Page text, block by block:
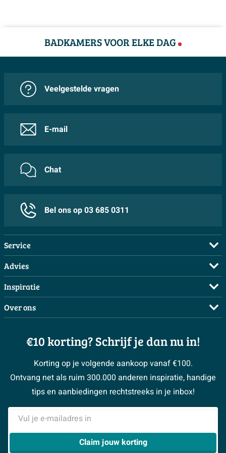
Chromen badvuller inbegrepen
BADKAMERS VOOR ELKE DAG
Veelgestelde vragen
E-mail
Chat
Bel ons op 03 685 0311
Service
Veelgestelde vragen
Bestellen
Betalen
Bezorgen / afhalen
Garantie / klachten
Reviewbeleid
> Naar de klantenservice
Advies
Maak een afspraak
Doe de offerte check
3D tekening maken
Klustips
Klusadvies
> Alle adviesmogelijkheden
Inspiratie
Complete badkamers
Complete toiletruimtes
Moodboards
Magazine
#MySawiday
> Naar inspiratie
Over ons
Over Sawiday
Vacatures
Sawiday PRO
BeCommerce
Samenwerken
> Alles over showrooms
€10 korting? Schrijf je dan nu in!
Korting op je volgende aankoop vanaf €100.
Ontvang net als ruim 300.000 anderen inspiratie, handige
tips en aanbiedingen rechtstreeks in je inbox!
E-mailadres
Claim jouw korting